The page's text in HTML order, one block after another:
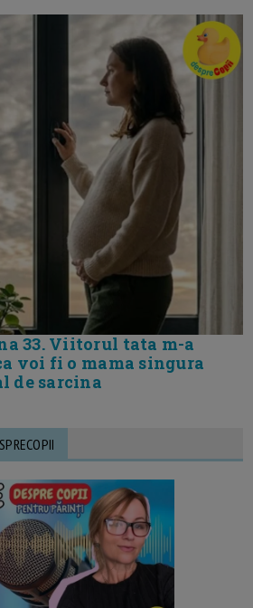
33. Viitorul tata m-a
voi fi o mama singura
de sarcina